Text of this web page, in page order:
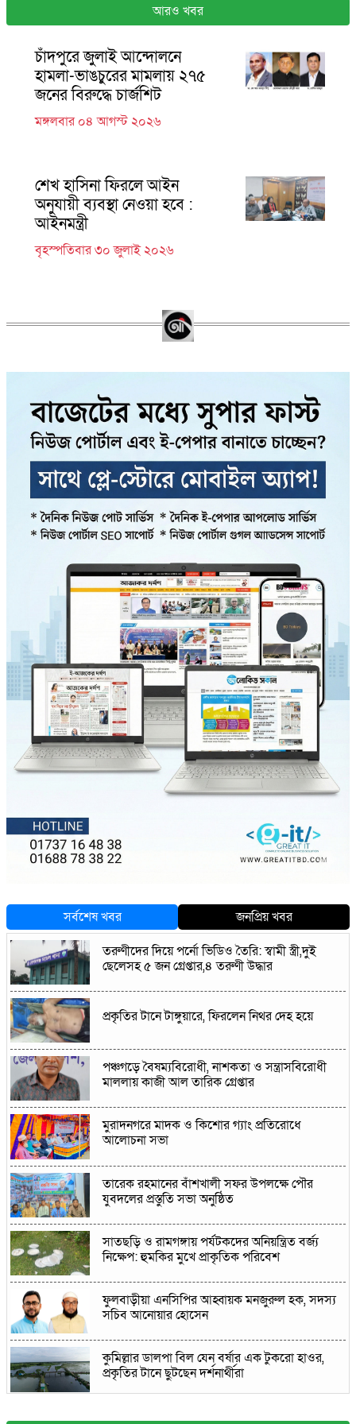
আরও খবর
চাঁদপুরে জুলাই আন্দোলনে
হামলা-ভাঙচুরের মামলায় ২৭৫
জনের বিরুদ্ধে চার্জশিট
মঙ্গলবার ০৪ আগস্ট ২০২৬
শেখ হাসিনা ফিরলে আইন
অনুযায়ী ব্যবস্থা নেওয়া হবে :
আইনমন্ত্রী
বৃহস্পতিবার ৩০ জুলাই ২০২৬
সর্বশেষ খবর
জনপ্রিয় খবর
তরুণীদের দিয়ে পর্নো ভিডিও তৈরি: স্বামী স্ত্রী,দুই
ছেলেসহ ৫ জন গ্রেপ্তার,৪ তরুণী উদ্ধার
প্রকৃতির টানে টাঙ্গুয়ারে, ফিরলেন নিথর দেহ হয়ে
পঞ্চগড়ে বৈষম্যবিরোধী, নাশকতা ও সন্ত্রাসবিরোধী
মাললায় কাজী আল তারিক গ্রেপ্তার
মুরাদনগরে মাদক ও কিশোর গ্যাং প্রতিরোধে
আলোচনা সভা
তারেক রহমানের বাঁশখালী সফর উপলক্ষে পৌর
যুবদলের প্রস্তুতি সভা অনুষ্ঠিত
সাতছড়ি ও রামগঙ্গায় পর্যটকদের অনিয়ন্ত্রিত বর্জ্য
নিক্ষেপ: হুমকির মুখে প্রাকৃতিক পরিবেশ
ফুলবাড়ীয়া এনসিপির আহ্বায়ক মনজুরুল হক, সদস্য
সচিব আনোয়ার হোসেন
কুমিল্লার ডালপা বিল যেন বর্ষার এক টুকরো হাওর,
প্রকৃতির টানে ছুটছেন দর্শনার্থীরা